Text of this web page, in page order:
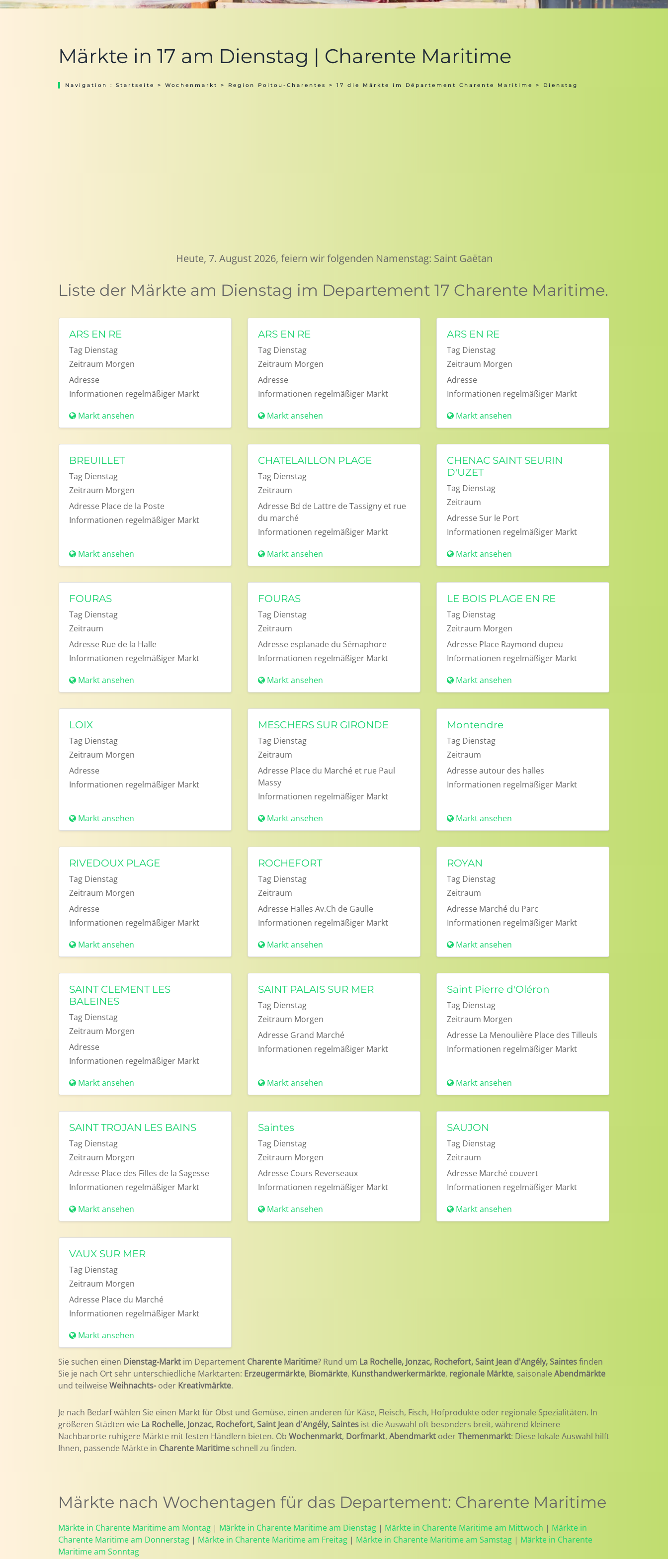
Märkte in 17 am Dienstag | Charente Maritime
Navigation : Startseite > Wochenmarkt > Region Poitou-Charentes > 17 die Märkte im Département Charente Maritime > Dienstag
Heute, 7. August 2026, feiern wir folgenden Namenstag: Saint Gaëtan
Liste der Märkte am Dienstag im Departement 17 Charente Maritime.
ARS EN RE
Tag Dienstag
Zeitraum Morgen
Adresse
Informationen regelmäßiger Markt
Markt ansehen
ARS EN RE
Tag Dienstag
Zeitraum Morgen
Adresse
Informationen regelmäßiger Markt
Markt ansehen
ARS EN RE
Tag Dienstag
Zeitraum Morgen
Adresse
Informationen regelmäßiger Markt
Markt ansehen
BREUILLET
Tag Dienstag
Zeitraum Morgen
Adresse Place de la Poste
Informationen regelmäßiger Markt
Markt ansehen
CHATELAILLON PLAGE
Tag Dienstag
Zeitraum
Adresse Bd de Lattre de Tassigny et rue
du marché
Informationen regelmäßiger Markt
Markt ansehen
CHENAC SAINT SEURIN
D'UZET
Tag Dienstag
Zeitraum
Adresse Sur le Port
Informationen regelmäßiger Markt
Markt ansehen
FOURAS
Tag Dienstag
Zeitraum
Adresse Rue de la Halle
Informationen regelmäßiger Markt
Markt ansehen
FOURAS
Tag Dienstag
Zeitraum
Adresse esplanade du Sémaphore
Informationen regelmäßiger Markt
Markt ansehen
LE BOIS PLAGE EN RE
Tag Dienstag
Zeitraum Morgen
Adresse Place Raymond dupeu
Informationen regelmäßiger Markt
Markt ansehen
LOIX
Tag Dienstag
Zeitraum Morgen
Adresse
Informationen regelmäßiger Markt
Markt ansehen
MESCHERS SUR GIRONDE
Tag Dienstag
Zeitraum
Adresse Place du Marché et rue Paul
Massy
Informationen regelmäßiger Markt
Markt ansehen
Montendre
Tag Dienstag
Zeitraum
Adresseautour des halles
Informationen regelmäßiger Markt
Markt ansehen
RIVEDOUX PLAGE
Tag Dienstag
Zeitraum Morgen
Adresse
Informationen regelmäßiger Markt
Markt ansehen
ROCHEFORT
Tag Dienstag
Zeitraum
Adresse Halles Av.Ch de Gaulle
Informationen regelmäßiger Markt
Markt ansehen
ROYAN
Tag Dienstag
Zeitraum
Adresse Marché du Parc
Informationen regelmäßiger Markt
Markt ansehen
SAINT CLEMENT LES
BALEINES
Tag Dienstag
Zeitraum Morgen
Adresse
Informationen regelmäßiger Markt
Markt ansehen
SAINT PALAIS SUR MER
Tag Dienstag
Zeitraum Morgen
Adresse Grand Marché
Informationen regelmäßiger Markt
Markt ansehen
Saint Pierre d'Oléron
Tag Dienstag
Zeitraum Morgen
Adresse La Menoulière Place des Tilleuls
Informationen regelmäßiger Markt
Markt ansehen
SAINT TROJAN LES BAINS
Tag Dienstag
Zeitraum Morgen
Adresse Place des Filles de la Sagesse
Informationen regelmäßiger Markt
Markt ansehen
Saintes
Tag Dienstag
Zeitraum Morgen
Adresse Cours Reverseaux
Informationen regelmäßiger Markt
Markt ansehen
SAUJON
Tag Dienstag
Zeitraum
Adresse Marché couvert
Informationen regelmäßiger Markt
Markt ansehen
VAUX SUR MER
Tag Dienstag
Zeitraum Morgen
Adresse Place du Marché
Informationen regelmäßiger Markt
Markt ansehen
Sie suchen einen Dienstag-Markt im Departement Charente Maritime? Rund um La Rochelle, Jonzac, Rochefort, Saint Jean d'Angély, Saintesfinden
Sie je nach Ort sehr unterschiedliche Marktarten: Erzeugermärkte, Biomärkte, Kunsthandwerkermärkte, regionale Märkte, saisonale Abendmärkte
und teilweise Weihnachts-oder Kreativmärkte.
Je nach Bedarf wählen Sie einen Markt für Obst und Gemüse, einen anderen für Käse, Fleisch, Fisch, Hofprodukte oder regionale Spezialitäten. In
größeren Städten wie La Rochelle, Jonzac, Rochefort, Saint Jean d'Angély, Saintes ist die Auswahl oft besonders breit, während kleinere
Nachbarorte ruhigere Märkte mit festen Händlern bieten. Ob Wochenmarkt, Dorfmarkt, Abendmarkt oderThemenmarkt: Diese lokale Auswahl hilft
Ihnen, passende Märkte in Charente Maritime schnell zu finden.
Märkte nach Wochentagen für das Departement: Charente Maritime
Märkte in Charente Maritime am Montag | Märkte in Charente Maritime am Dienstag | Märkte in Charente Maritime am Mittwoch | Märkte in
Charente Maritime am Donnerstag | Märkte in Charente Maritime am Freitag | Märkte in Charente Maritime am Samstag | Märkte in Charente
Maritime am Sonntag